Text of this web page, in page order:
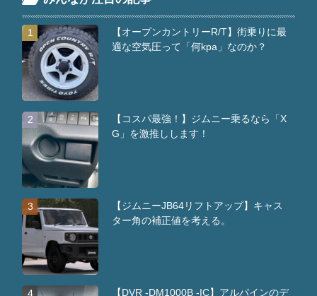
1
【オープンカントリーR/T】街乗りに最
適な空気圧って「何kpa」なのか？
2
【コスパ最強！】ジムニー乗るなら「X
G」を激推しします！
3
【ジムニーJB64リフトアップ】キャス
ター角の補正値を考える。
4
【DVR -DM1000B -IC】アルパインのデ